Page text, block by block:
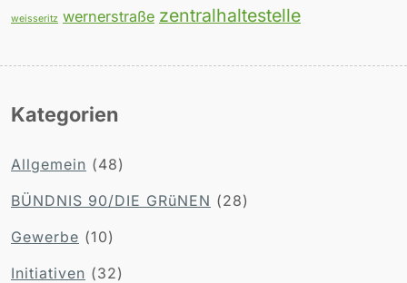
weisseritz wernerstraße zentralhaltestelle
Kategorien
Allgemein (48)
BÜNDNIS 90/DIE GRüNEN (28)
Gewerbe (10)
Initiativen (32)